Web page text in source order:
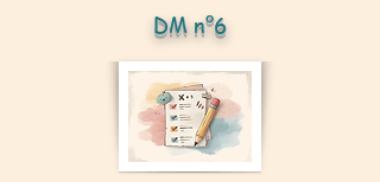
DM n°6